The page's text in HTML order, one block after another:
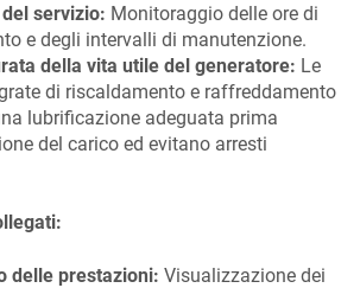
servizio: Monitoraggio delle ore di
e degli intervalli di manutenzione.
della vita utile del generatore: Le
di riscaldamento e raffreddamento
lubrificazione adeguata prima
del carico ed evitano arresti
delle prestazioni: Visualizzazione dei